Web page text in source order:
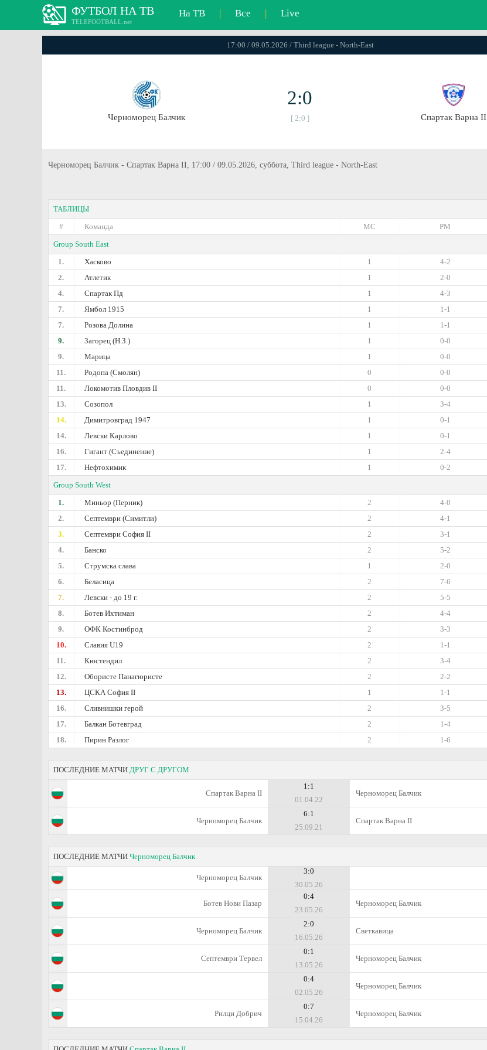
ФУТБОЛ НА ТВ
TELEFOOTBALL.net
На ТВ | Все | Live
17:00 / 09.05.2026 / Third league - North-East
Черноморец Балчик
2:0
[ 2:0 ] Спартак Варна II
Черноморец Балчик - Спартак Варна II, 17:00 / 09.05.2026, суббота, Third league - North-East
ТАБЛИЦЫ
#
Команда РМ
МС
Group South East
1.
Хасково 4-2
1
2.
Атлетик 2-0
1
4.
Спартак Пд 4-3
1
7.
Ямбол 1915 1-1
1
7.
Розова Долина 1-1
1
9.
Загорец (Н.З.) 0-0
1
9.
Марица 0-0
1
11.
Родопа (Смолян) 0-0
0
11.
Локомотив Пловдив II 0-0
0
13.
Созопол 3-4
1
14.
Димитровград 1947 0-1
1
14.
Левски Карлово 0-1
1
16.
Гигант (Съединение) 2-4
1
17.
Нефтохимик 0-2
1
Group South West
1.
Миньор (Перник) 4-0
2
2.
Септември (Симитли) 4-1
2
3.
Септември София II 3-1
2
4.
Банско 5-2
2
5.
Струмска слава 2-0
1
6.
Беласица 7-6
2
7.
Левски - дo 19 г. 5-5
2
8.
Ботев Ихтиман 4-4
2
9.
ОФК Костинброд 3-3
2
10.
Славия U19 1-1
2
11.
Кюстендил 3-4
2
12.
Обористе Панагюристе 2-2
2
13.
ЦСКА София II 1-1
1
16.
Сливнишки герой 3-5
2
17.
Балкан Ботевград 1-4
2
18.
Пирин Разлог 1-6
2
ПОСЛЕДНИЕ МАТЧИ ДРУГ С ДРУГОМ
Спартак Варна II
1:1
01.04.22
Черноморец Балчик
Черноморец Балчик
6:1
25.09.21
Спартак Варна II
ПОСЛЕДНИЕ МАТЧИ Черноморец Балчик
Черноморец Балчик
3:0
30.05.26
Ботев Нови Пазар
0:4
23.05.26
Черноморец Балчик
Черноморец Балчик
2:0
16.05.26
Светкавица
Септември Тервел
0:1
13.05.26
Черноморец Балчик
0:4
02.05.26
Черноморец Балчик
Рилци Добрич
0:7
15.04.26
Черноморец Балчик